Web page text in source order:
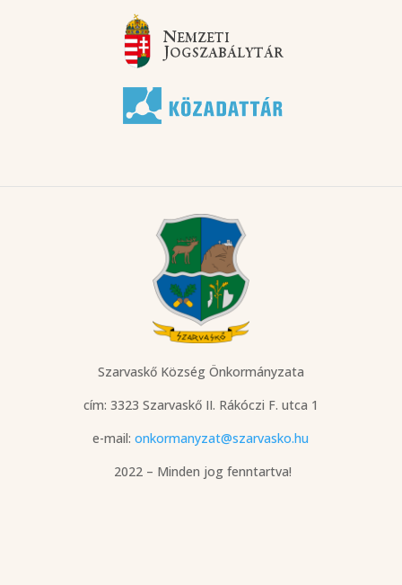
Szarvaskő Község Önkormányzata
cím: 3323 Szarvaskő II. Rákóczi F. utca 1
e-mail:onkormanyzat@szarvasko.hu
2022 – Minden jog fenntartva!